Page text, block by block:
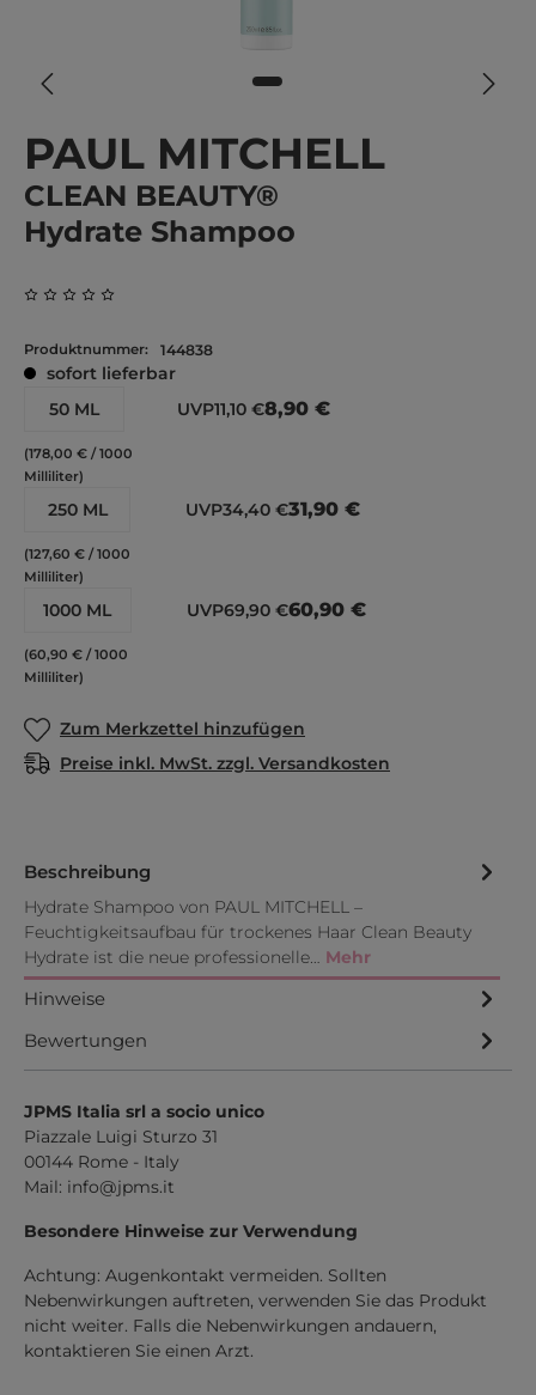
PAUL MITCHELL
CLEAN BEAUTY®
Hydrate Shampoo
Produktnummer: 144838
sofort lieferbar
50 ML
(178,00 € / 1000
Milliliter)
UVP11,10 €8,90 €
250 ML
(127,60 € / 1000
Milliliter)
UVP34,40 €31,90 €
1000 ML
(60,90 € / 1000
Milliliter)
UVP69,90 €60,90 €
Zum Merkzettel hinzufügen
Preise inkl. MwSt. zzgl. Versandkosten
Beschreibung
Hydrate Shampoo von PAUL MITCHELL –
Feuchtigkeitsaufbau für trockenes Haar Clean Beauty
Hydrate ist die neue professionelle… Mehr
Hinweise
Bewertungen
JPMS Italia srl a socio unico
Piazzale Luigi Sturzo 31
00144 Rome - Italy
Mail: info@jpms.it
Besondere Hinweise zur Verwendung
Achtung: Augenkontakt vermeiden. Sollten
Nebenwirkungen auftreten, verwenden Sie das Produkt
nicht weiter. Falls die Nebenwirkungen andauern,
kontaktieren Sie einen Arzt.